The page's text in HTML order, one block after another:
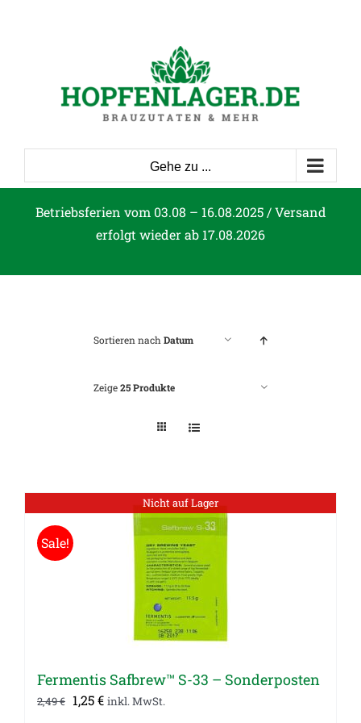
Gehe zu ...
Betriebsferien vom 03.08 – 16.08.2025 / Versand
erfolgt wieder ab 17.08.2026
Sortieren nach Datum
Zeige25 Produkte
Nicht auf Lager
Sale!
Fermentis Safbrew™ S-33 – Sonderposten
2,49€ Ursprünglicher
1,25€Aktueller
inkl. MwSt.